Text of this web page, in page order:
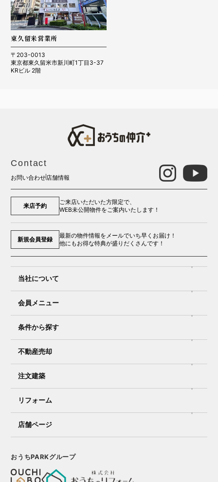
東久留米営業所
〒203-0013
東京都東久留米市新川町1丁目3-37
KRビル 2階
Contact
お問い合わせ店舗情報
来店予約
ご来店いただいた方限定で、
WEB未公開物件をご案内いたします！
新規会員登録
最新の物件情報をメールでいち早くお届け！
他にもお得な特典が盛りだくさんです！
当社について
会員メニュー
条件から探す
不動産売却
注文建築
リフォーム
店舗ページ
おうちPARKグループ